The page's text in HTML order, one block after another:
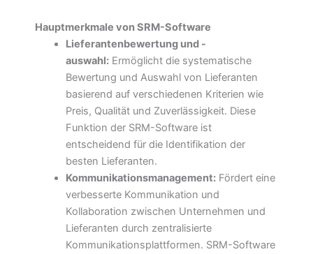
Hauptmerkmale von SRM-Software
Lieferantenbewertung und -
auswahl:Ermöglicht die systematische
Bewertung und Auswahl von Lieferanten
basierend auf verschiedenen Kriterien wie
Preis, Qualität und Zuverlässigkeit. Diese
Funktion der SRM-Software ist
entscheidend für die Identifikation der
besten Lieferanten.
Kommunikationsmanagement:Fördert eine
verbesserte Kommunikation und
Kollaboration zwischen Unternehmen und
Lieferanten durch zentralisierte
Kommunikationsplattformen. SRM-Software